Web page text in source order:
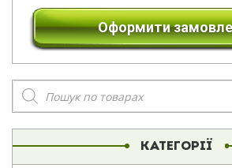
Оформити
Пошук
товарів
КАТЕГОРІЇ